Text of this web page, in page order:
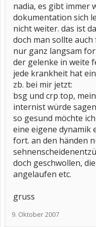
TATSAECHLICH zum
oder ist verlauf der
krankheitsunterschied
liebe gruesse
gute nacht
nadia, es gibt immer
dokumentation sich
nicht weiter. das ist
doch man sollte
nur ganz langsam
der gelenke in weite
jede krankheit hat
zb. bei mir jetzt:
bsg und crp top,
internist würde
so gesund möchte
eine eigene dynamik
fort. an den händen
doch geschwollen,
angelaufen etc.
gruss
9. Oktober 2007